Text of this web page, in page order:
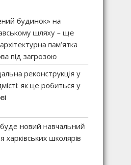
будинок» на
шляху – ще
пам’ятка
під загрозою
реконструкція у
як це робиться у
новий навчальний
харківських школярів